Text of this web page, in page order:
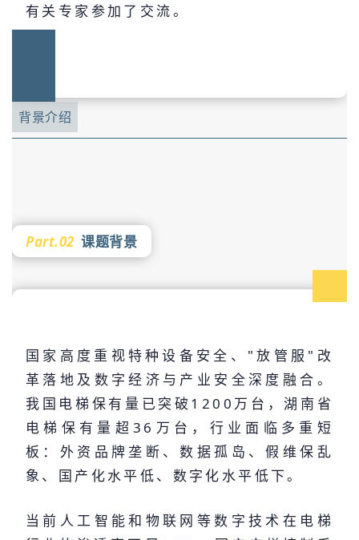
有关专家参加了交流。
背景介绍
Part.02 课题背景
国家高度重视特种设备安全、"放管服"改
革落地及数字经济与产业安全深度融合。
我国电梯保有量已突破1200万台，湖南省
电梯保有量超36万台，行业面临多重短
板：外资品牌垄断、数据孤岛、假维保乱
象、国产化水平低、数字化水平低下。
当前人工智能和物联网等数字技术在电梯